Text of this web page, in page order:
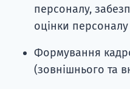
персоналу,
оцінки персоналу
Формування
(зовнішнього та